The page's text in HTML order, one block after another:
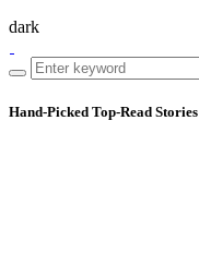
dark
Hand-Picked Top-Read Stories